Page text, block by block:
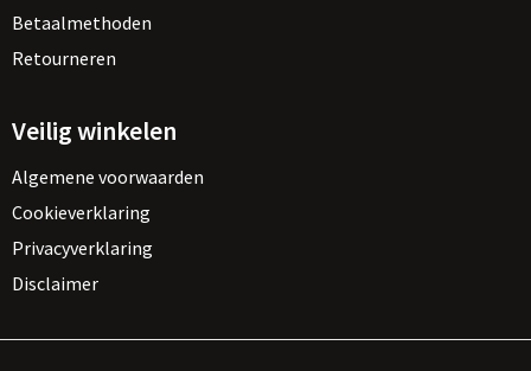
Betaalmethoden
Retourneren
Veilig winkelen
Algemene voorwaarden
Cookieverklaring
Privacyverklaring
Disclaimer